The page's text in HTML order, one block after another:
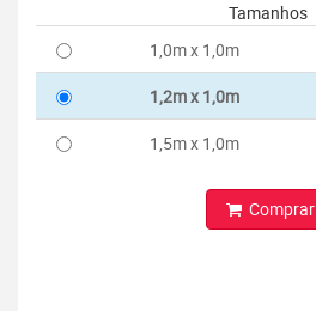
Tamanhos
1,0m x 1,0m
1,2m x 1,0m
1,5m x 1,0m
Comprar